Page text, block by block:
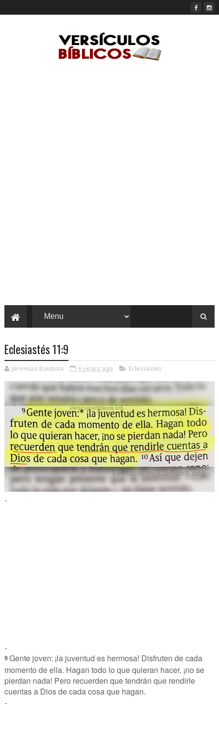
Eclesiastés 11:9
Jeremías Bautista 6 years ago Eclesiastés
-
-
9 Gente joven: ¡la juventud es hermosa! Disfruten de cada
momento de ella. Hagan todo lo que quieran hacer, ¡no se
pierdan nada! Pero recuerden que tendrán que rendirle
cuentas a Dios de cada cosa que hagan.
-